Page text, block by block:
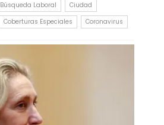
Búsqueda Laboral
Ciudad
Coberturas Especiales Coronavirus